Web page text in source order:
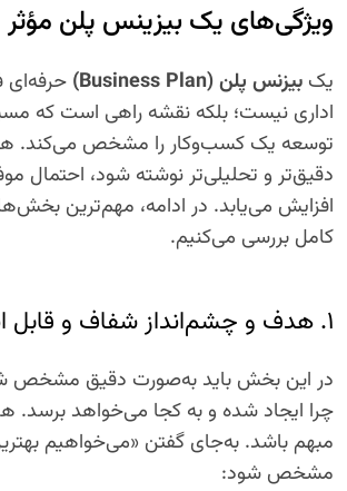
ویژگی‌های یک بیزینس پلن مؤثر
یک بیزنس پلن (Business Plan)
اداری نیست؛ بلکه نقشه راهی است که
توسعه یک کسب‌وکار را مشخص می‌کند.
دقیق‌تر و تحلیلی‌تر نوشته شود، احتمال
افزایش می‌یابد. در ادامه، مهم‌ترین
کامل بررسی می‌کنیم.
۱. هدف و چشم‌انداز شفاف و قابل اندازه‌گیری
در این بخش باید به‌صورت دقیق مشخص
چرا ایجاد شده و به کجا می‌خواهد برسد.
مبهم باشد. به‌جای گفتن «می‌خواهیم
مشخص شود: